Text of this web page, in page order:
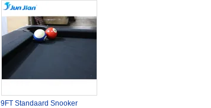
9FT Standaard Snooker